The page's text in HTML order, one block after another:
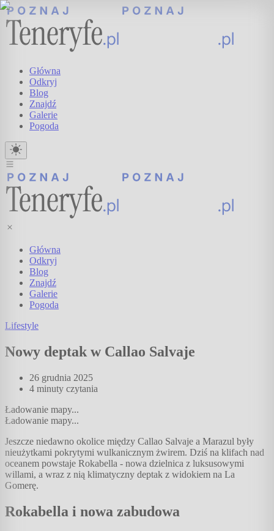
Główna
Odkryj
Blog
Znajdź
Galerie
Pogoda
Główna
Odkryj
Blog
Znajdź
Galerie
Pogoda
Lifestyle
Nowy deptak w Callao Salvaje
26 grudnia 2025
4 minuty czytania
Ładowanie mapy...
Ładowanie mapy...
Jeszcze niedawno okolice między Callao Salvaje a Marazul były
nieużytkami pokrytymi wulkanicznym żwirem. Dziś na klifach nad
oceanem powstaje Rokabella - nowa dzielnica z luksusowymi
willami, a wraz z nią klimatyczny deptak z widokiem na La
Gomerę.
Rokabella i nowa zabudowa